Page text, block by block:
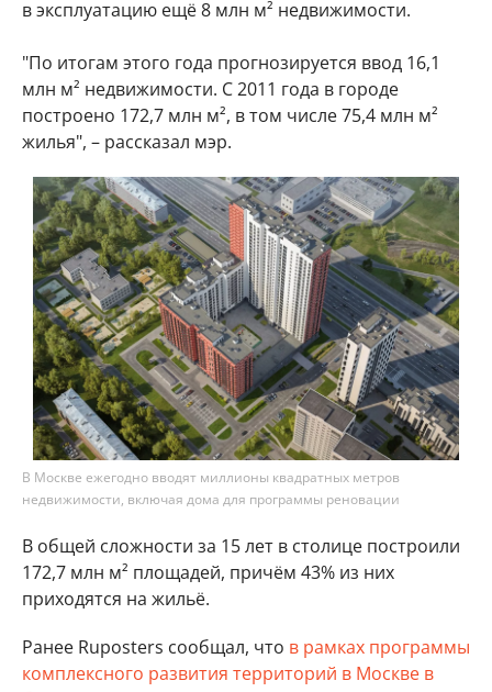
в эксплуатацию ещё 8 млн м² недвижимости.
"По итогам этого года прогнозируется ввод 16,1
млн м² недвижимости. С 2011 года в городе
построено 172,7 млн м², в том числе 75,4 млн м²
жилья", – рассказал мэр.
В Москве ежегодно вводят миллионы квадратных метров
недвижимости, включая дома для программы реновации
В общей сложности за 15 лет в столице построили
172,7 млн м² площадей, причём 43% из них
приходятся на жильё.
Ранее Ruposters сообщал, что в рамках программы
комплексного развития территорий в Москве в